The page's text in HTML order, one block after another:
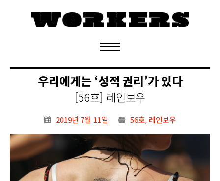
정기구독 신청
우리에게는 ‘성적 권리’가 있다
[56호] 레인보우
2019년 7월 11일 56호, 레인보우